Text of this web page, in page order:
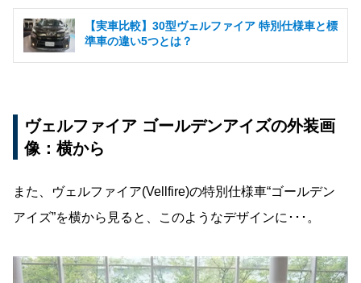
【実車比較】30型ヴェルファイア 特別仕様車と標
準車の違い5つとは？
ヴェルファイア ゴールデンアイズの外装画
像：横から
また、ヴェルファイア(Vellfire)の特別仕様車“ゴールデン
アイズ”を横から見ると、このようなデザインに･･･。